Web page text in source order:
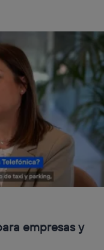
empresas y